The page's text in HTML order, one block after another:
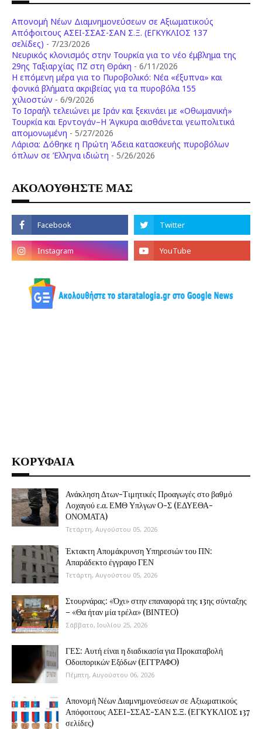
Απονομή Νέων Διαμνημονεύσεων σε Αξιωματικούς
Απόφοιτους ΑΣΕΙ-ΣΣΑΣ-ΣΑΝ Σ.Ξ. (ΕΓΚΥΚΛΙΟΣ 137
σελίδες) - 7/23/2026
Νευρικός κλονισμός στην Τουρκία για το νέο έμβλημα της
29ης Ταξιαρχίας ΠΖ στη Θράκη - 6/11/2026
Η επόμενη μέρα για το Πυροβολικό: Νέα «έξυπνα» και
φονικά βλήματα ακριβείας για τα πυροβόλα 155
χιλιοστών - 6/9/2026
Το Ισραήλ τελειώνει με Ιράν και ξεκινάει με «Οθωμανική»
Τουρκία και Ερντογάν–Η Άγκυρα αισθάνεται γεωπολιτικά
απομονωμένη - 5/27/2026
Λάρισα: Δόθηκε η Πρώτη Άδεια κατασκευής πυροβόλων
όπλων σε Έλληνα ιδιώτη - 5/26/2026
ΑΚΟΛΟΥΘΗΣΤΕ ΜΑΣ
ΚΟΡΥΦΑΙΑ
Ανάκληση Δτων-Τιμητικές Προαγωγές στο βαθμό
Λοχαγού ε.α. ΕΜΘ Υπλγων Ο-Σ (ΕΔΥΕΘΑ-
ΟΝΟΜΑΤΑ)
Τετάρτη, Αυγούστου 05, 2026
Έκτακτη Απομάκρυνση Υπηρεσιών του ΠΝ:
Απαράδεκτο έγγραφο ΓΕΝ
Τετάρτη, Αυγούστου 05, 2026
Στουρνάρας: «Όχι» στην επαναφορά της 13ης σύνταξης
– «Θα ήταν μία τρέλα» (ΒΙΝΤΕΟ)
Σάββατο, Ιουλίου 25, 2026
ΓΕΣ: Αυτή είναι η διαδικασία για Προκαταβολή
Οδοιπορικών Εξόδων (ΕΓΓΡΑΦΟ)
Πέμπτη, Αυγούστου 06, 2026
Απονομή Νέων Διαμνημονεύσεων σε Αξιωματικούς
Απόφοιτους ΑΣΕΙ-ΣΣΑΣ-ΣΑΝ Σ.Ξ. (ΕΓΚΥΚΛΙΟΣ 137
σελίδες)